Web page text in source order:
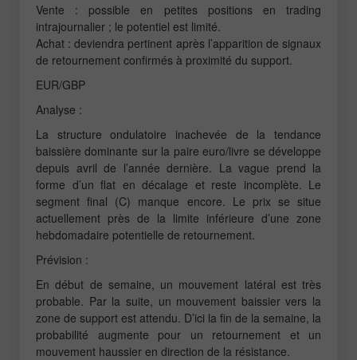
Vente : possible en petites positions en trading
intrajournalier ; le potentiel est limité.
Achat : deviendra pertinent après l’apparition de signaux
de retournement confirmés à proximité du support.
EUR/GBP
Analyse :
La structure ondulatoire inachevée de la tendance
baissière dominante sur la paire euro/livre se développe
depuis avril de l’année dernière. La vague prend la
forme d’un flat en décalage et reste incomplète. Le
segment final (C) manque encore. Le prix se situe
actuellement près de la limite inférieure d’une zone
hebdomadaire potentielle de retournement.
Prévision :
En début de semaine, un mouvement latéral est très
probable. Par la suite, un mouvement baissier vers la
zone de support est attendu. D’ici la fin de la semaine, la
probabilité augmente pour un retournement et un
mouvement haussier en direction de la résistance.